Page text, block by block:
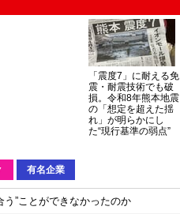
「震度7」に耐える免
震・耐震技術でも破
損。令和8年熊本地震
の「想定を超えた揺
れ」が明らかにし
た“現行基準の弱点”
有名企業
”ことができなかったのか